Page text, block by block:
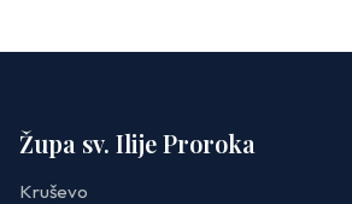
Župa sv. Ilije Proroka
Kruševo